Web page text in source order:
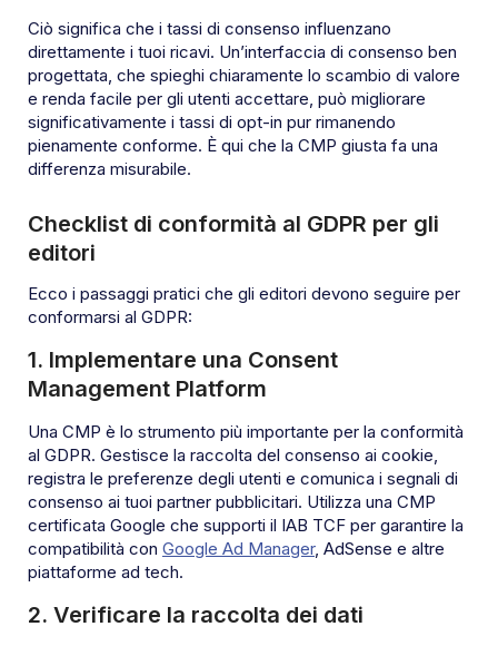
Ciò significa che i tassi di consenso influenzano
direttamente i tuoi ricavi. Un’interfaccia di consenso ben
progettata, che spieghi chiaramente lo scambio di valore
e renda facile per gli utenti accettare, può migliorare
significativamente i tassi di opt-in pur rimanendo
pienamente conforme. È qui che la CMP giusta fa una
differenza misurabile.
Checklist di conformità al GDPR per gli
editori
Ecco i passaggi pratici che gli editori devono seguire per
conformarsi al GDPR:
1. Implementare una Consent
Management Platform
Una CMP è lo strumento più importante per la conformità
al GDPR. Gestisce la raccolta del consenso ai cookie,
registra le preferenze degli utenti e comunica i segnali di
consenso ai tuoi partner pubblicitari. Utilizza una CMP
certificata Google che supporti il IAB TCF per garantire la
compatibilità con Google Ad Manager, AdSense e altre
piattaforme ad tech.
2. Verificare la raccolta dei dati